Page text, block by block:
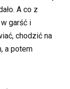
A co z
garść i
chodzić na
a potem